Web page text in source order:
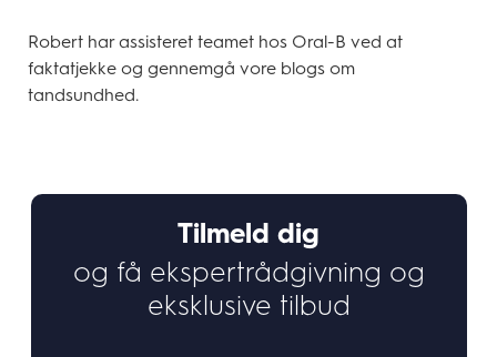
Robert har assisteret teamet hos Oral-B ved at
faktatjekke og gennemgå vore blogs om
tandsundhed.
Tilmeld dig
og få ekspertrådgivning og
eksklusive tilbud